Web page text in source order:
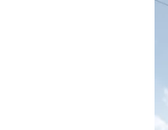
Tajemnica